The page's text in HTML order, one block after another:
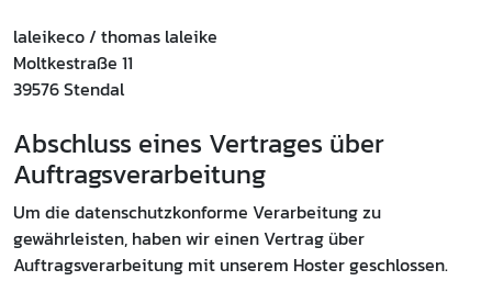
laleikeco / thomas laleike
Moltkestraße 11
39576 Stendal
Abschluss eines Vertrages über
Auftragsverarbeitung
Um die datenschutzkonforme Verarbeitung zu
gewährleisten, haben wir einen Vertrag über
Auftragsverarbeitung mit unserem Hoster geschlossen.